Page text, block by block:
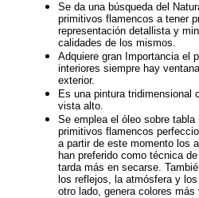
Se da una búsqueda del
primitivos flamencos a tener
representación detallista y
calidades de los mismos.
Adquiere gran Importancia el
interiores siempre hay
exterior.
Es una pintura tridimensional
vista alto.
Se emplea el óleo sobre
primitivos flamencos
a partir de este momento los
han preferido como técnica
tarda más en secarse.
los reflejos, la atmósfera y
otro lado, genera colores